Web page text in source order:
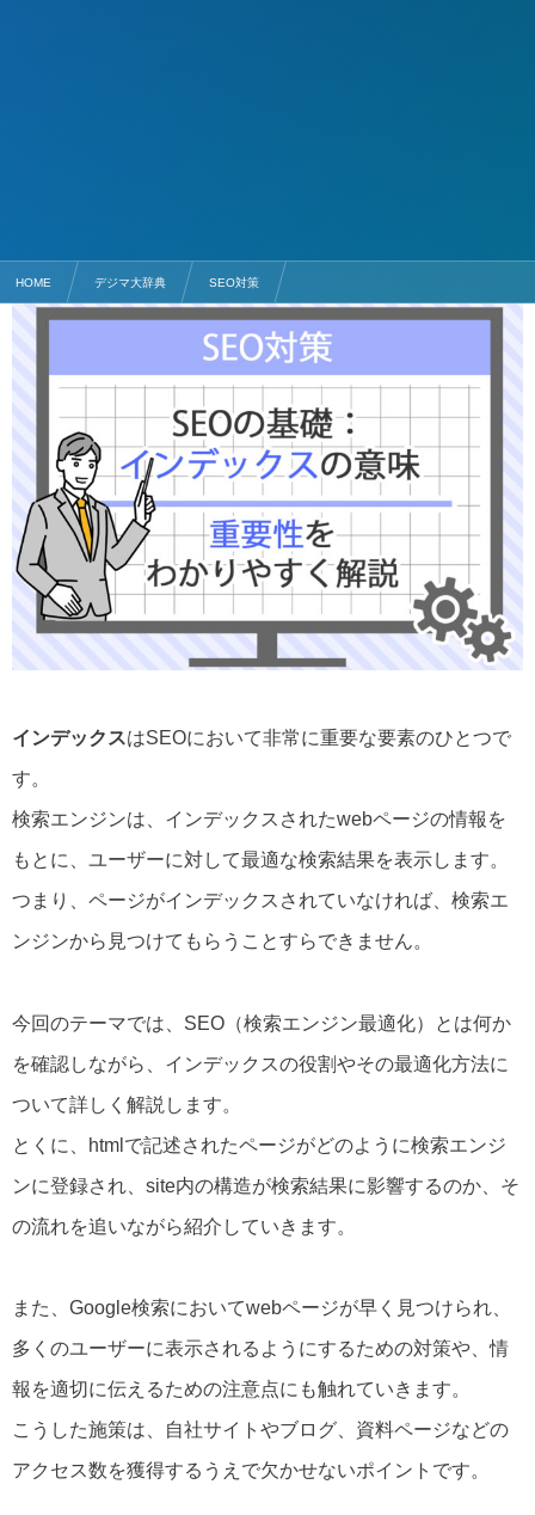
HOME デジマ大辞典 SEO対策
インデックスはSEOにおいて非常に重要な要素のひとつで
す。
検索エンジンは、インデックスされたwebページの情報を
もとに、ユーザーに対して最適な検索結果を表示します。
つまり、ページがインデックスされていなければ、検索エ
ンジンから見つけてもらうことすらできません。
今回のテーマでは、SEO（検索エンジン最適化）とは何か
を確認しながら、インデックスの役割やその最適化方法に
ついて詳しく解説します。
とくに、htmlで記述されたページがどのように検索エンジ
ンに登録され、site内の構造が検索結果に影響するのか、そ
の流れを追いながら紹介していきます。
また、Google検索においてwebページが早く見つけられ、
多くのユーザーに表示されるようにするための対策や、情
報を適切に伝えるための注意点にも触れていきます。
こうした施策は、自社サイトやブログ、資料ページなどの
アクセス数を獲得するうえで欠かせないポイントです。